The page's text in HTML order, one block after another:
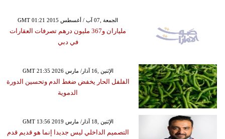
GMT 01:21 2015 الجمعة ,07 آب / أغسطس
ملياران و367 مليون درهم تصرفات العقارات
في دبي
GMT 21:35 2026 الإثنين ,16 آذار/ مارس
الفلفل الحار يخفض ضغط الدم وتحسين الدورة
الدموية
GMT 13:56 2019 الإثنين ,18 آذار/ مارس
التصميم الداخلي ليس جديدا إنما هو قديم قدم